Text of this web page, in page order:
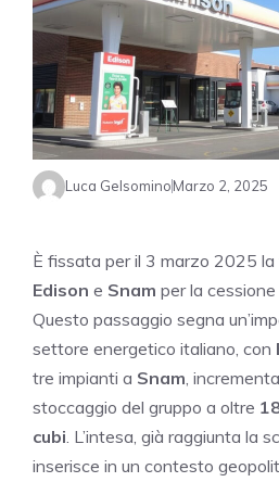
Luca GelsominoMarzo 2, 2025
È fissata per il 3 marzo 2025 la
Edison e Snam per la
Questo passaggio segna
settore energetico italiano, con
tre impianti a Snam ,
stoccaggio del gruppo a oltre
cubi . L’intesa, già raggiunta la
inserisce in un contesto